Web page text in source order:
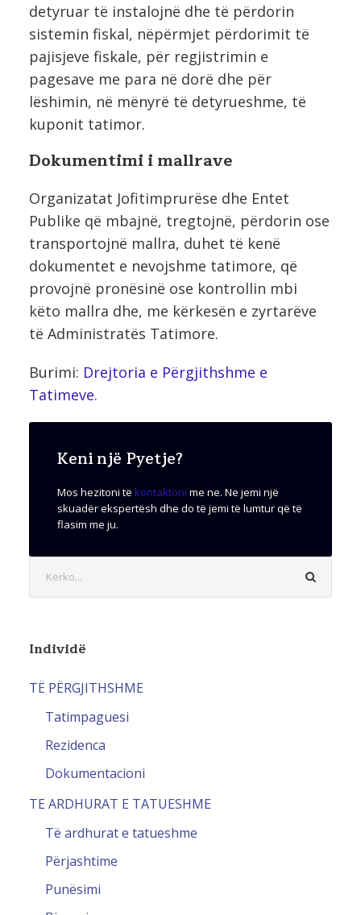
detyruar të instalojnë dhe të përdorin
sistemin fiskal, nëpërmjet përdorimit të
pajisjeve fiskale, për regjistrimin e
pagesave me para në dorë dhe për
lëshimin, në mënyrë të detyrueshme, të
kuponit tatimor.
Dokumentimi i mallrave
Organizatat Jofitimprurëse dhe Entet
Publike që mbajnë, tregtojnë, përdorin ose
transportojnë mallra, duhet të kenë
dokumentet e nevojshme tatimore, që
provojnë pronësinë ose kontrollin mbi
këto mallra dhe, me kërkesën e zyrtarëve
të Administratës Tatimore.
Burimi: Drejtoria e Përgjithshme e
Tatimeve.
Keni një Pyetje?
Mos hezitoni të kontaktoni me ne. Ne jemi një
skuadër ekspertësh dhe do të jemi të lumtur që të
flasim me ju.
Individë
TË PËRGJITHSHME
Tatimpaguesi
Rezidenca
Dokumentacioni
TE ARDHURAT E TATUESHME
Të ardhurat e tatueshme
Përjashtime
Punësimi